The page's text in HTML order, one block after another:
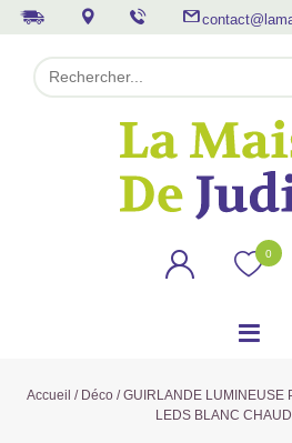
0
Accueil / Déco / GUIRLANDE LUMINEUSE
LEDS BLANC